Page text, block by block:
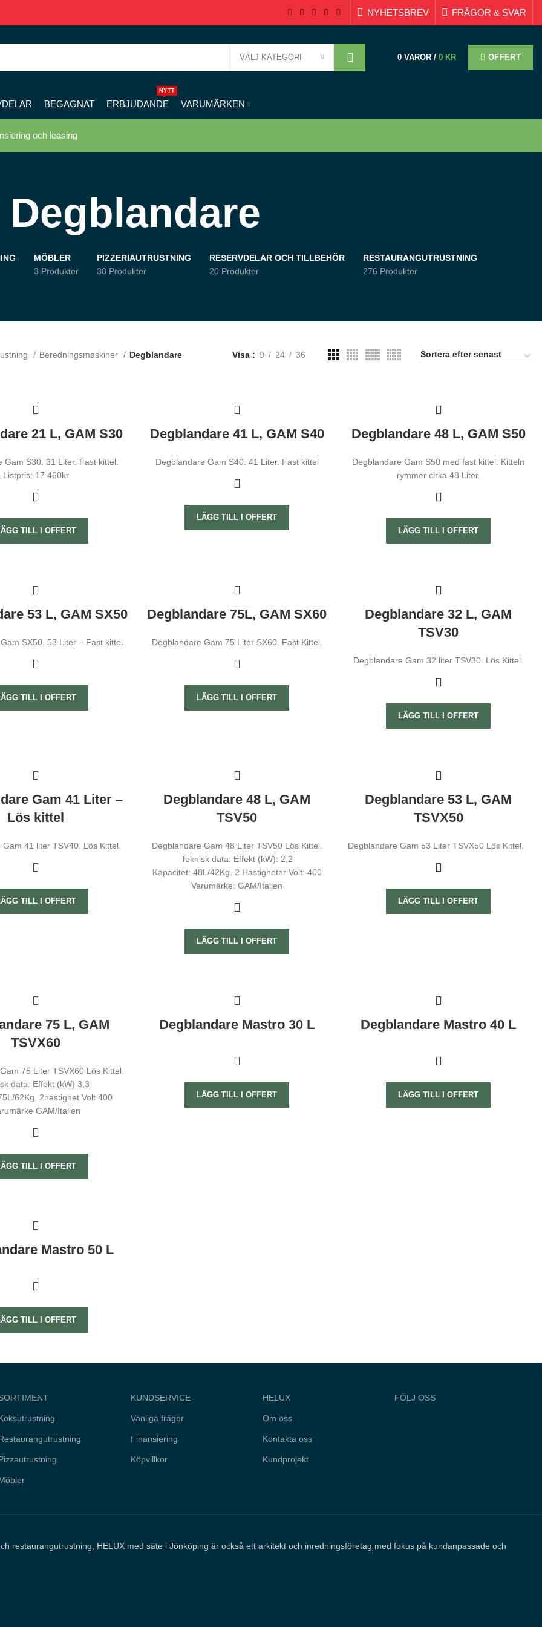
NYHETSBREV FRÅGOR & SVAR
VÄLJ KATEGORI 0 VAROR / 0 KR OFFERT
BEGAGNAT ERBJUDANDE
NYTT
VARUMÄRKEN
och leasing
Degblandare
MÖBLER
3 Produkter
PIZZERIAUTRUSTNING
38 Produkter
RESERVDELAR OCH TILLBEHÖR
20 Produkter
RESTAURANGUTRUSTNING
276 Produkter
Beredningsmaskiner Degblandare Visa 9 24 36
21 L, GAM S30
Gam S30. 31 Liter. Fast kittel.
Listpris: 17 460kr
TILL I OFFERT
Degblandare 41 L, GAM S40
Degblandare Gam S40. 41 Liter. Fast kittel
LÄGG TILL I OFFERT
Degblandare 48 L, GAM S50
Degblandare Gam S50 med fast kittel. Kitteln
rymmer cirka 48 Liter.
LÄGG TILL I OFFERT
53 L, GAM SX50
SX50. 53 Liter – Fast kittel
TILL I OFFERT
Degblandare 75L, GAM SX60
Degblandare Gam 75 Liter SX60. Fast Kittel.
LÄGG TILL I OFFERT
Degblandare 32 L, GAM
TSV30
Degblandare Gam 32 liter TSV30. Lös Kittel.
LÄGG TILL I OFFERT
Gam 41 Liter –
Lös kittel
Gam 41 liter TSV40. Lös Kittel.
TILL I OFFERT
Degblandare 48 L, GAM
TSV50
Degblandare Gam 48 Liter TSV50 Lös Kittel.
Teknisk data: Effekt (kW): 2,2
Kapacitet: 48L/42Kg. 2 Hastigheter Volt: 400
Varumärke: GAM/Italien
LÄGG TILL I OFFERT
Degblandare 53 L, GAM
TSVX50
Degblandare Gam 53 Liter TSVX50 Lös Kittel.
LÄGG TILL I OFFERT
75 L, GAM
TSVX60
75 Liter TSVX60 Lös Kittel.
data: Effekt (kW) 3,3
62Kg. 2hastighet Volt 400
GAM/Italien
TILL I OFFERT
Degblandare Mastro 30 L
LÄGG TILL I OFFERT
Degblandare Mastro 40 L
LÄGG TILL I OFFERT
Mastro 50 L
TILL I OFFERT
KUNDSERVICE
Vanliga frågor
Finansiering
Köpvillkor
HELUX
Om oss
Kontakta oss
Kundprojekt
FÖLJ OSS
restaurangutrustning, HELUX med säte i Jönköping är också ett arkitekt och inredningsföretag med fokus på kundanpassade och